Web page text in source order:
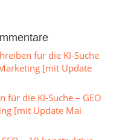
für die KI-Suche
[mit Update
für die KI-Suche – GEO
[mit Update Mai